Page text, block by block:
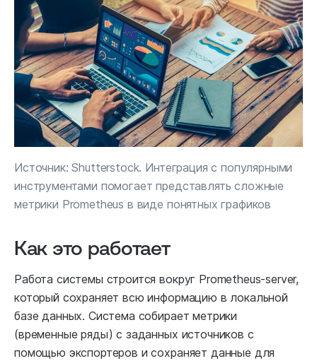
Источник: Shutterstock. Интеграция с популярными
инструментами помогает представлять сложные
метрики Prometheus в виде понятных графиков
Как это работает
Работа системы строится вокруг Prometheus-server,
который сохраняет всю информацию в локальной
базе данных. Система собирает метрики
(временные ряды) с заданных источников с
помощью экспортеров и сохраняет данные для